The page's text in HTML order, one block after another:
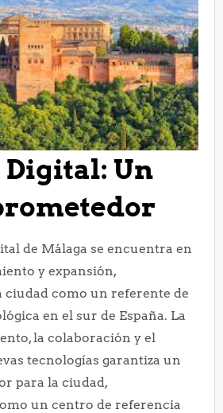
Un
de Málaga se encuentra en
y expansión,
ciudad como un referente de
en el sur de España. La
la colaboración y el
tecnologías garantiza un
para la ciudad,
un centro de referencia